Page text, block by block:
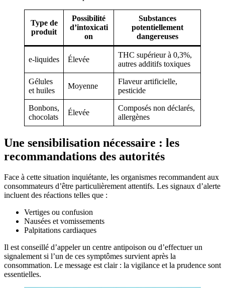
Type de
produit
Possibilité
d’intoxicati
on
Substances
potentiellement
dangereuses
e-liquides Élevée
THC supérieur à 0,3%,
autres additifs toxiques
Gélules
et huiles
Moyenne
Flaveur artificielle,
pesticide
Bonbons,
chocolats
Élevée
Composés non déclarés,
allergènes
Une sensibilisation nécessaire : les
recommandations des autorités
Face à cette situation inquiétante, les organismes recommandent aux
consommateurs d’être particulièrement attentifs. Les signaux d’alerte
incluent des réactions telles que :
Vertiges ou confusion
Nausées et vomissements
Palpitations cardiaques
Il est conseillé d’appeler un centre antipoison ou d’effectuer un
signalement si l’un de ces symptômes survient après la
consommation. Le message est clair : la vigilance et la prudence sont
essentielles.